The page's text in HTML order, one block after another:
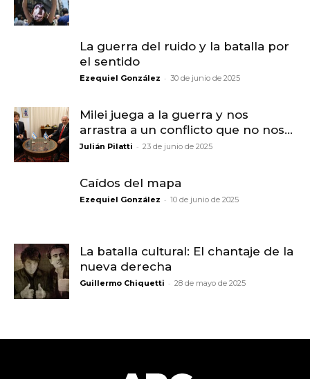
La guerra del ruido y la batalla por
el sentido
Ezequiel González - 30 de junio de 2025
Milei juega a la guerra y nos
arrastra a un conflicto que no nos...
Julián Pilatti - 23 de junio de 2025
Caídos del mapa
Ezequiel González - 10 de junio de 2025
La batalla cultural: El chantaje de la
nueva derecha
Guillermo Chiquetti - 28 de mayo de 2025